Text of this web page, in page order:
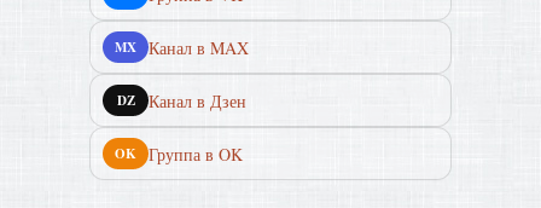
MX Канал в MAX
DZ Канал в Дзен
OK Группа в OK